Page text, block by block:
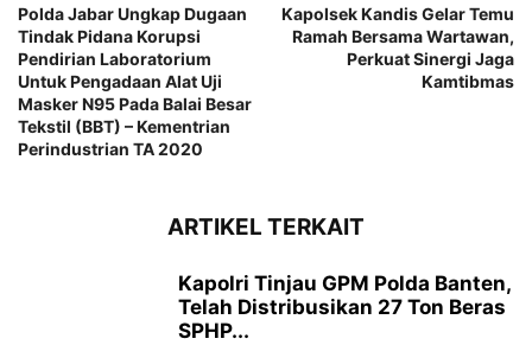
Polda Jabar Ungkap Dugaan
Tindak Pidana Korupsi
Pendirian Laboratorium
Untuk Pengadaan Alat Uji
Masker N95 Pada Balai Besar
Tekstil (BBT) – Kementrian
Perindustrian TA 2020
Kapolsek Kandis Gelar Temu
Ramah Bersama Wartawan,
Perkuat Sinergi Jaga
Kamtibmas
ARTIKEL TERKAIT
Kapolri Tinjau GPM Polda Banten,
Telah Distribusikan 27 Ton Beras
SPHP...